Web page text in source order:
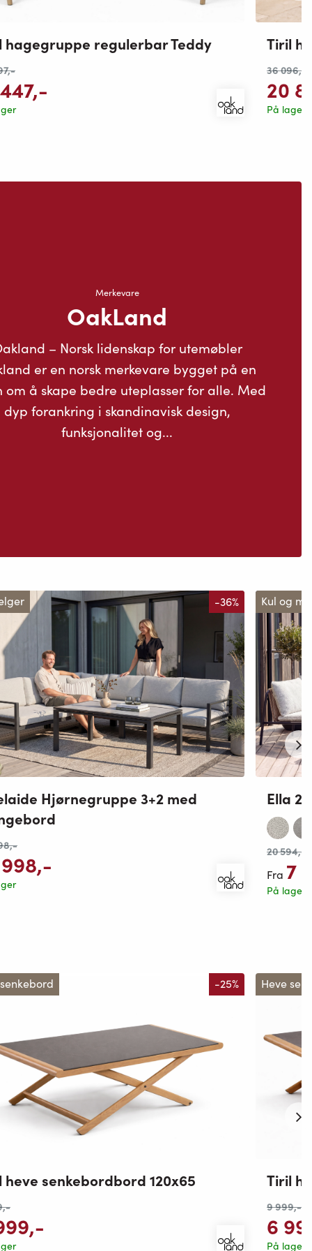
hagegruppe regulerbar Teddy
,-
,-
Tiril
36 096,-
20
På lager
Merkevare
OakLand
– Norsk lidenskap for utemøbler
er en norsk merkevare bygget på en
om å skape bedre uteplasser for alle. Med
dyp forankring i skandinavisk design,
funksjonalitet og...
-36%
Hjørnegruppe 3+2 med
,-
,-
Kul og
Ella 2
20 594,-
Fra 7
På lager
-25%
heve senkebordbord 120x65
,-
,-
Heve
Tiril
9 999,-
6
På lager